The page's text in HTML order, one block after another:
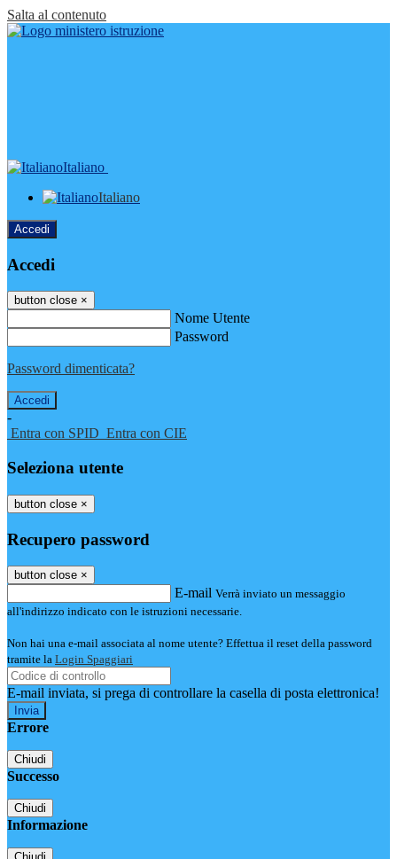
Salta al contenuto
Italiano
Italiano
Accedi
Accedi
button close ×
Nome Utente
Password
Password dimenticata?
-
Entra con SPID Entra con CIE
Seleziona utente
button close ×
Recupero password
button close ×
E-mail Verrà inviato un messaggio
all'indirizzo indicato con le istruzioni necessarie.
Non hai una e-mail associata al nome utente? Effettua il reset della password
tramite la Login Spaggiari
E-mail inviata, si prega di controllare la casella di posta elettronica!
Errore
Chiudi
Successo
Chiudi
Informazione